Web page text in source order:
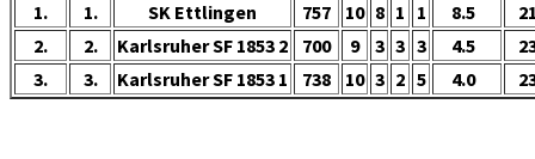
1. 1. SK Ettlingen 757 10 8 1 1 8.5
2.
2. Karlsruher SF 1853 2 700 9 3 3 3 4.5
3.
3. Karlsruher SF 1853 1 738 10 3 2 5 4.0